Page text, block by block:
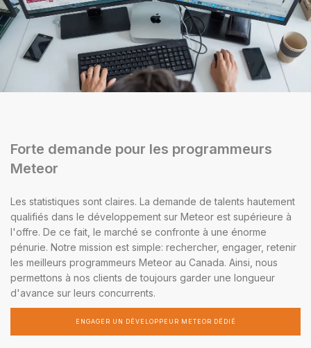
Forte demande pour les programmeurs
Meteor
Les statistiques sont claires. La demande de talents hautement
qualifiés dans le développement sur Meteor est supérieure à
l'offre. De ce fait, le marché se confronte à une énorme
pénurie. Notre mission est simple: rechercher, engager, retenir
les meilleurs programmeurs Meteor au Canada. Ainsi, nous
permettons à nos clients de toujours garder une longueur
d'avance sur leurs concurrents.
ENGAGER UN DÉVELOPPEUR METEOR DÉDIÉ